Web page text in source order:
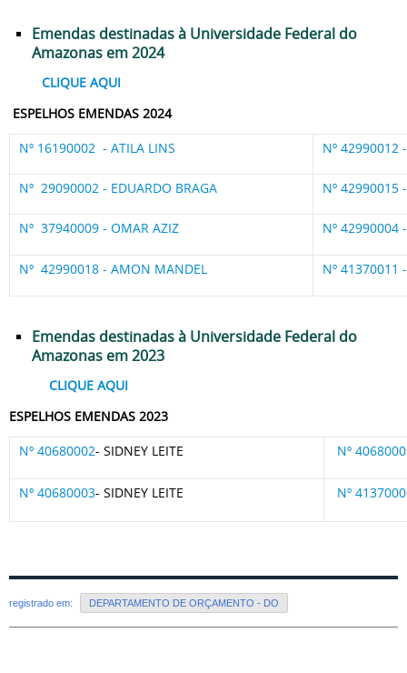
Emendas destinadas à Universidade Federal do
Amazonas em 2024
CLIQUE AQUI
ESPELHOS EMENDAS 2024
Nº 16190002 - ATILA LINS
Nº 42990012
Nº 29090002 - EDUARDO BRAGA Nº 42990015
Nº 37940009 - OMAR AZIZ Nº 42990004
Nº 42990018 - AMON MANDEL Nº 41370011
Emendas destinadas à Universidade Federal do
Amazonas em 2023
CLIQUE AQUI
ESPELHOS EMENDAS 2023
Nº 40680002- SIDNEY LEITE Nº
Nº 40680003- SIDNEY LEITE Nº
registrado em: DEPARTAMENTO DE ORÇAMENTO - DO